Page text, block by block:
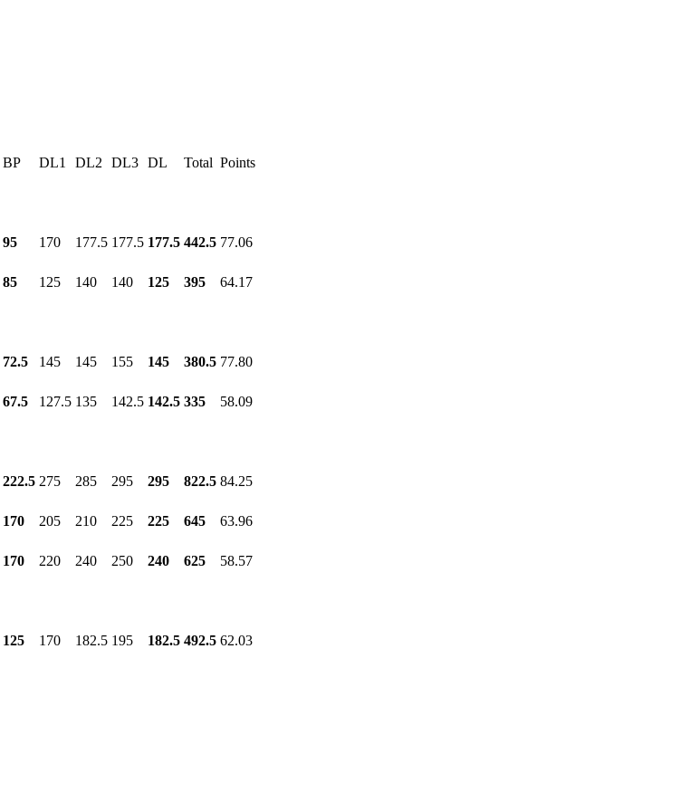
BP DL1 DL2 DL3 DL Total Points
95 170 177.5 177.5 177.5 442.5 77.06
85 125 140 140 125 395 64.17
72.5 145 145 155 145 380.5 77.80
67.5 127.5 135 142.5 142.5 335 58.09
222.5 275 285 295 295 822.5 84.25
170 205 210 225 225 645
63.96
170 220 240 250 240 625 58.57
125 170 182.5 195 182.5 492.5 62.03